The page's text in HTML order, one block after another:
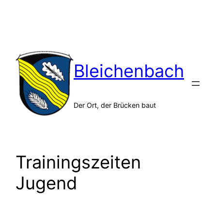
Bleichenbach
Der Ort, der Brücken baut
Trainingszeiten
Jugend